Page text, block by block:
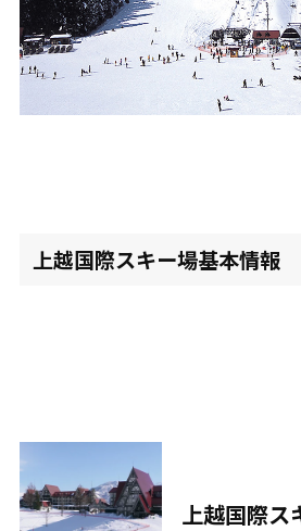
上越国際スキー場基本情報
上越国際ス